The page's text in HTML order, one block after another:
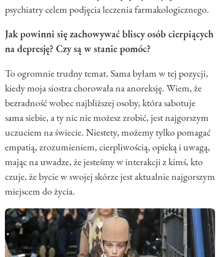
psychiatry celem podjęcia leczenia farmakologicznego.
Jak powinni się zachowywać bliscy osób cierpiących
na depresję? Czy są w stanie pomóc?
To ogromnie trudny temat. Sama byłam w tej pozycji,
kiedy moja siostra chorowała na anoreksję. Wiem, że
bezradność wobec najbliższej osoby, która sabotuje
sama siebie, a ty nic nie możesz zrobić, jest najgorszym
uczuciem na świecie. Niestety, możemy tylko pomagać
empatią, zrozumieniem, cierpliwością, opieką i uwagą,
mając na uwadze, że jesteśmy w interakcji z kimś, kto
czuje, że bycie w swojej skórze jest aktualnie najgorszym
miejscem do życia.